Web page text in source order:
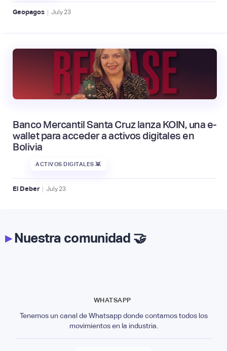
Geopagos | July 23
Banco Mercantil Santa Cruz lanza KOIN, una e-
wallet para acceder a activos digitales en
Bolivia
ACTIVOS DIGITALES 👾
El Deber | July 23
▸Nuestra comunidad 🤝
WHATSAPP
Tenemos un canal de Whatsapp donde contamos todos los
movimientos en la industria.